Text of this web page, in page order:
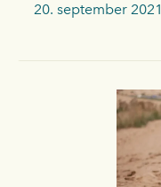
20. september 2021